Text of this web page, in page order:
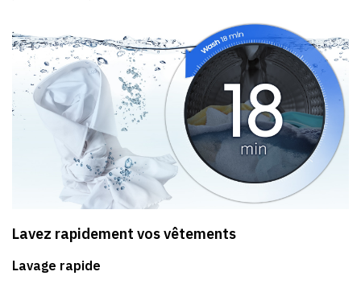
Lavez rapidement vos vêtements
Lavage rapide